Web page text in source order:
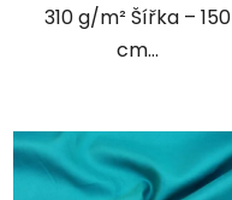
310 g/m² Šířka – 150
cm...